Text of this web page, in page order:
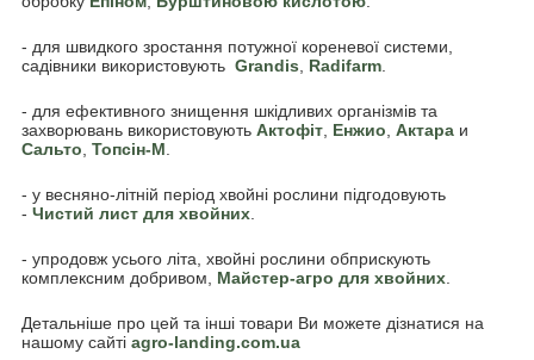
- для швидкого зростання потужної кореневої системи,
садівники використовують Grandis Radifarm
- для ефективного знищення шкідливих організмів та
захворювань використовують Актофіт Енжио Актара и
Сальто Топсін-М
- у весняно-літній період хвойні рослини підгодовують
- Чистий лист для хвойних
- упродовж усього літа, хвойні рослини обприскують
комплексним добривом, Майстер-агро для хвойних
Детальніше про цей та інші товари Ви можете дізнатися на
нашому сайті agro-landing.com.ua